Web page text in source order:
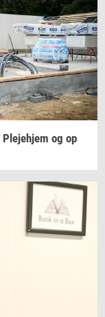
Ple­je­hjem og op